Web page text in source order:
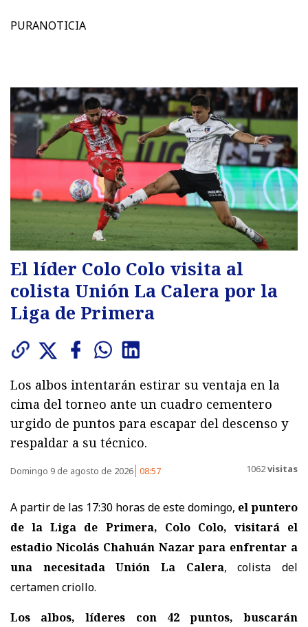
PURANOTICIA
El líder Colo Colo visita al
colista Unión La Calera por la
Liga de Primera
Los albos intentarán estirar su ventaja en la
cima del torneo ante un cuadro cementero
urgido de puntos para escapar del descenso y
respaldar a su técnico.
Domingo 9 de agosto de 2026 08:57 1062visitas
A partir de las 17:30 horas de este domingo, el puntero
de la Liga de Primera, Colo Colo, visitará el
estadio Nicolás Chahuán Nazar para enfrentar a
una necesitada Unión La Calera, colista del
certamen criollo.
Los albos, líderes con 42 puntos, buscarán